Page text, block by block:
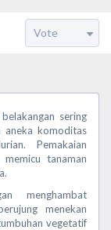
sering
aneka komoditas
Pemakaian
tanaman
menghambat
menekan
vegetatif